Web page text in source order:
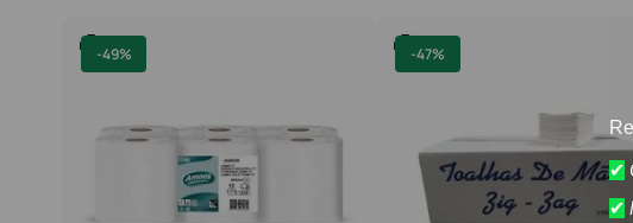
-49% -47%